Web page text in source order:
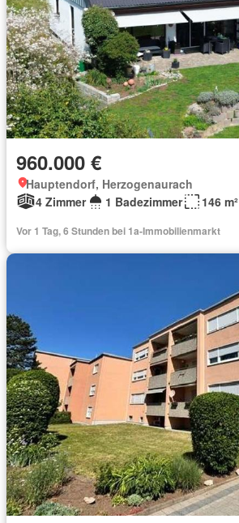
960.000 €
Hauptendorf, Herzogenaurach
4 Zimmer
1 Badezimmer 146 m²
Vor 1 Tag, 6 Stunden bei 1a-Immobilienmarkt